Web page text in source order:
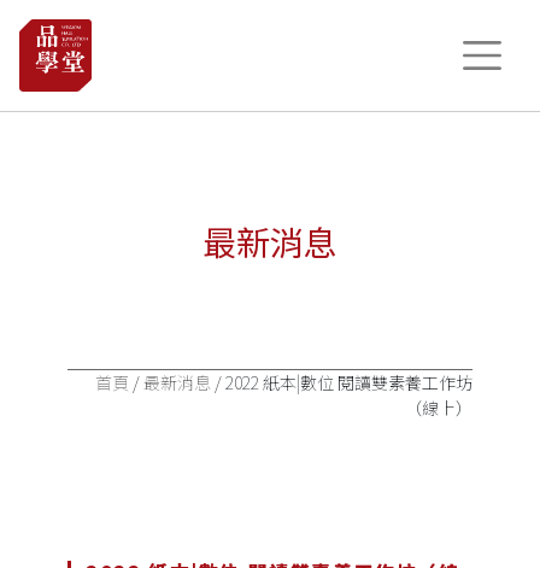
最新消息
首頁 /最新消息 / 2022 紙本|數位 閱讀雙素養工作坊
（線上）